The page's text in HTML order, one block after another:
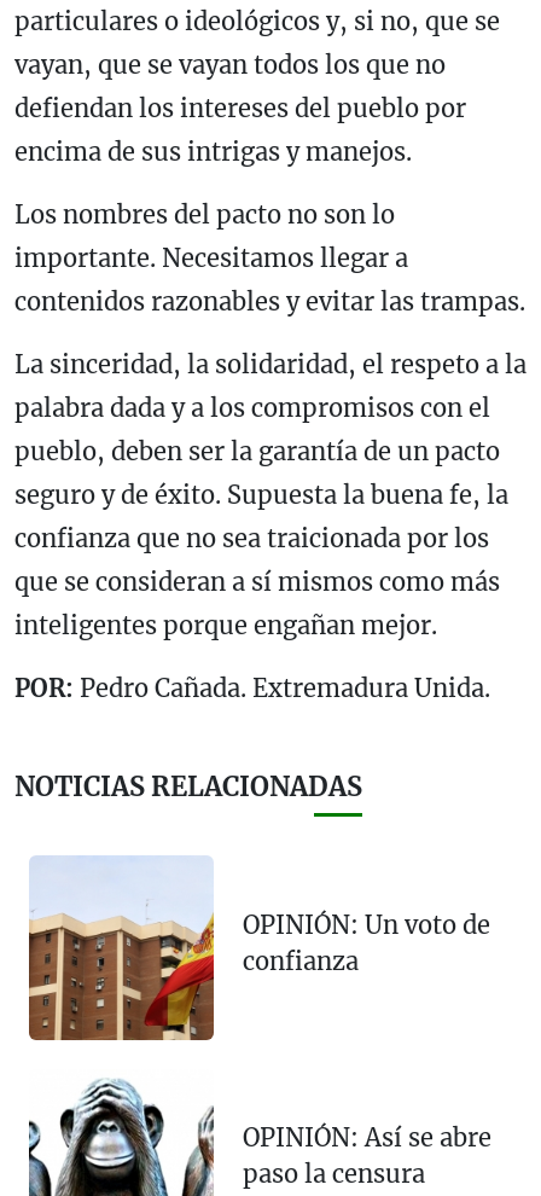
particulares o ideológicos y, si no, que se
vayan, que se vayan todos los que no
defiendan los intereses del pueblo por
encima de sus intrigas y manejos.
Los nombres del pacto no son lo
importante. Necesitamos llegar a
contenidos razonables y evitar las trampas.
La sinceridad, la solidaridad, el respeto a la
palabra dada y a los compromisos con el
pueblo, deben ser la garantía de un pacto
seguro y de éxito. Supuesta la buena fe, la
confianza que no sea traicionada por los
que se consideran a sí mismos como más
inteligentes porque engañan mejor.
POR: Pedro Cañada. Extremadura Unida.
NOTICIAS RELACIONADAS
OPINIÓN: Un voto de
confianza
OPINIÓN: Así se abre
paso la censura